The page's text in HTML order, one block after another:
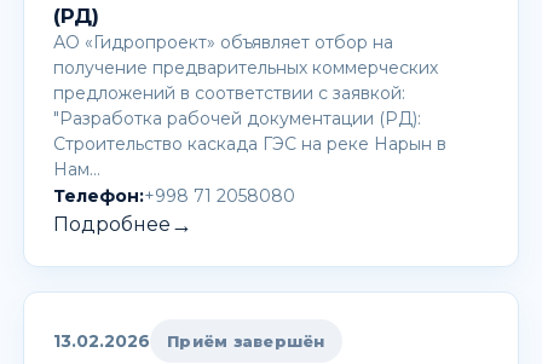
(РД)
АО «Гидропроект» объявляет отбор на
получение предварительных коммерческих
предложений в соответствии с заявкой:
"Разработка рабочей документации (РД):
Строительство каскада ГЭС на реке Нарын в
Нам…
Телефон:+998 71 2058080
Подробнее →
13.02.2026 Приём завершён